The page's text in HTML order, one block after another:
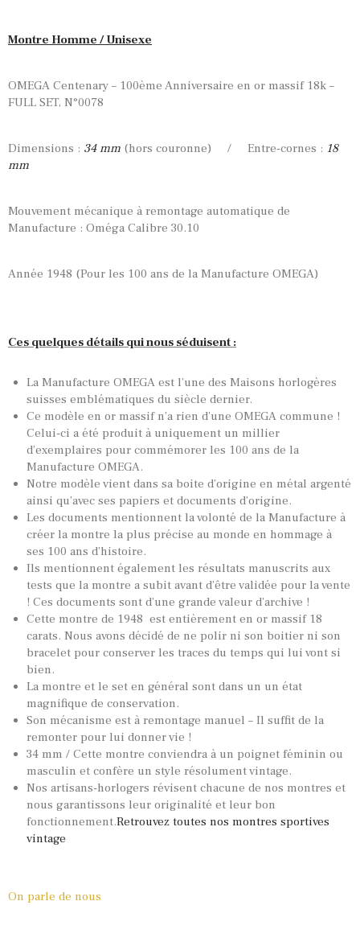
Montre Homme / Unisexe
OMEGA Centenary – 100ème Anniversaire en or massif 18k –
FULL SET, N°0078
Dimensions : 34 mm (hors couronne) / Entre-cornes : 18
mm
Mouvement mécanique à remontage automatique de
Manufacture : Oméga Calibre 30.10
Année 1948 (Pour les 100 ans de la Manufacture OMEGA)
Ces quelques détails qui nous séduisent :
La Manufacture OMEGA est l’une des Maisons horlogères
suisses emblématiques du siècle dernier.
Ce modèle en or massif n’a rien d’une OMEGA commune !
Celui-ci a été produit à uniquement un millier
d’exemplaires pour commémorer les 100 ans de la
Manufacture OMEGA.
Notre modèle vient dans sa boite d’origine en métal argenté
ainsi qu’avec ses papiers et documents d’origine.
Les documents mentionnent la volonté de la Manufacture à
créer la montre la plus précise au monde en hommage à
ses 100 ans d’histoire.
Ils mentionnent également les résultats manuscrits aux
tests que la montre a subit avant d’être validée pour la vente
! Ces documents sont d’une grande valeur d’archive !
Cette montre de 1948 est entièrement en or massif 18
carats. Nous avons décidé de ne polir ni son boitier ni son
bracelet pour conserver les traces du temps qui lui vont si
bien.
La montre et le set en général sont dans un un état
magnifique de conservation.
Son mécanisme est à remontage manuel – Il suffit de la
remonter pour lui donner vie !
34 mm / Cette montre conviendra à un poignet féminin ou
masculin et confère un style résolument vintage.
Nos artisans-horlogers révisent chacune de nos montres et
nous garantissons leur originalité et leur bon
fonctionnement.Retrouvez toutes nos montres sportives
vintage
On parle de nous